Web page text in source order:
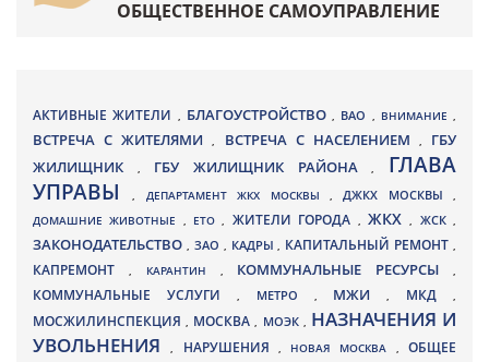
ОБЩЕСТВЕННОЕ САМОУПРАВЛЕНИЕ
АКТИВНЫЕ ЖИТЕЛИ , БЛАГОУСТРОЙСТВО , ВАО , ВНИМАНИЕ ,
ВСТРЕЧА С ЖИТЕЛЯМИ, ВСТРЕЧА С НАСЕЛЕНИЕМ , ГБУ
ЖИЛИЩНИК
, ГБУ ЖИЛИЩНИК РАЙОНА, ГЛАВА
УПРАВЫ, ДЕПАРТАМЕНТ ЖКХ МОСКВЫ ,ДЖКХ МОСКВЫ ,
ДОМАШНИЕ ЖИВОТНЫЕ , ЕТО, ЖИТЕЛИ ГОРОДА , ЖКХ, ЖСК,
ЗАКОНОДАТЕЛЬСТВО , ЗАО , КАДРЫ, КАПИТАЛЬНЫЙ РЕМОНТ ,
КАПРЕМОНТ , КАРАНТИН , КОММУНАЛЬНЫЕ РЕСУРСЫ,
КОММУНАЛЬНЫЕ УСЛУГИ , МЕТРО , МЖИ, МКД ,
МОСЖИЛИНСПЕКЦИЯ, МОСКВА , МОЭК , НАЗНАЧЕНИЯ И
УВОЛЬНЕНИЯ, НАРУШЕНИЯ , НОВАЯ МОСКВА ,ОБЩЕЕ